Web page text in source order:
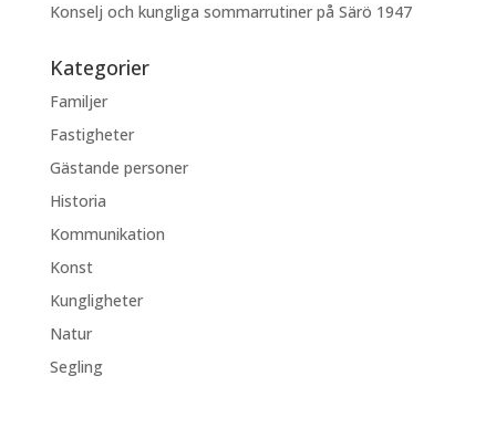
Konselj och kungliga sommarrutiner på Särö 1947
Kategorier
Familjer
Fastigheter
Gästande personer
Historia
Kommunikation
Konst
Kungligheter
Natur
Segling